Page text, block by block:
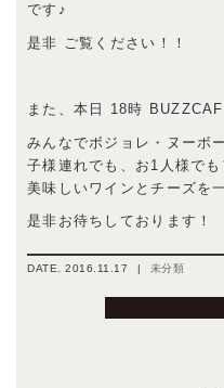
です♪
是非 ご覧ください！！
また、本日 18時
みんなでボジョレ・ヌーボ
子様連れでも、お1人様で
美味しいワインとチーズを
是非お待ちしております！
DATE.2016.11.17 | 未分類